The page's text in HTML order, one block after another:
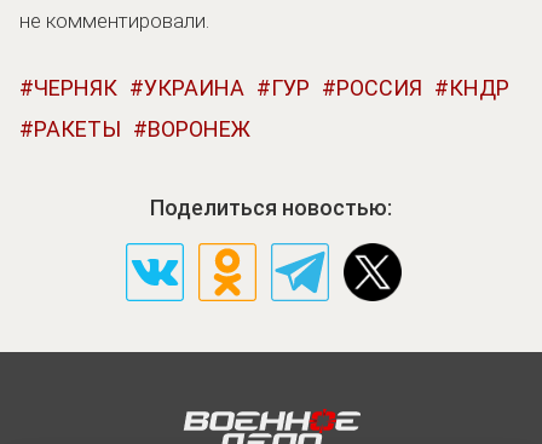
не комментировали.
ЧЕРНЯК УКРАИНА ГУР РОССИЯ
КНДР
РАКЕТЫ
ВОРОНЕЖ
Поделиться новостью: